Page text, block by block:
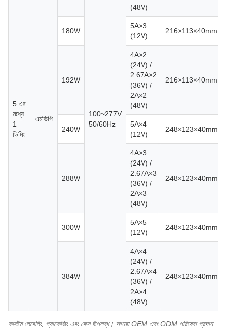
5 এর
মধ্যে
1
ডিমিং
এমভিপি
100~277V
50/60Hz
(48V)
180W
5A×3
(12V)
216×113×40mm
192W
4A×2
(24V) /
2.67A×2
(36V) /
2A×2
(48V)
216×113×40mm
240W
5A×4
(12V)
248×123×40mm
288W
4A×3
(24V) /
2.67A×3
(36V) /
2A×3
(48V)
248×123×40mm
300W
5A×5
(12V)
248×123×40mm
384W
4A×4
(24V) /
2.67A×4
(36V) /
2A×4
(48V)
248×123×40mm
কাস্টম লেবেলিং, প্যাকেজিং এবং কেস উপলব্ধ। আমরা OEM এবং ODM পরিষেবা প্রদান